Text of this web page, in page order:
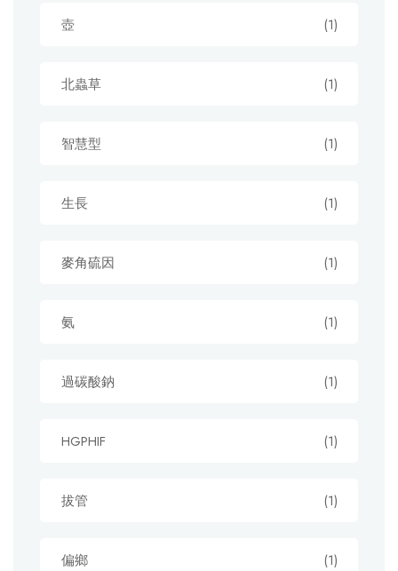
壺 (1)
北蟲草 (1)
智慧型 (1)
生長 (1)
麥角硫因 (1)
氨 (1)
過碳酸鈉 (1)
HGPHIF (1)
拔管 (1)
偏鄉 (1)